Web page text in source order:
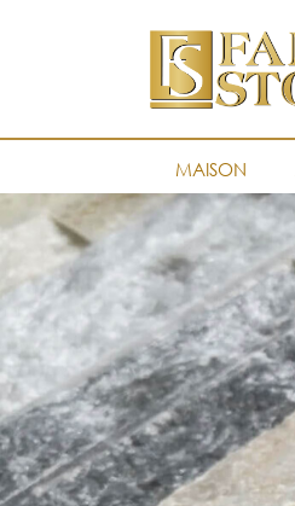
MAISON